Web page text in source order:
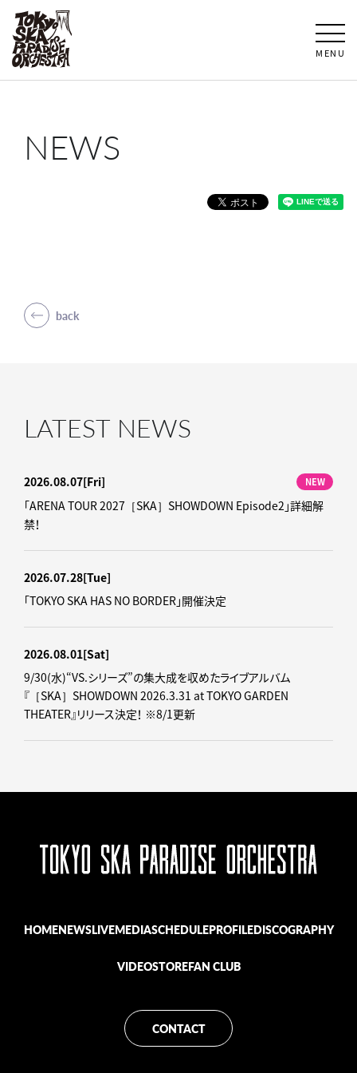
MENU
NEWS
back
LATEST NEWS
2026.08.07[Fri] NEW
「ARENA TOUR 2027［SKA］SHOWDOWN Episode2」詳細解
禁！
2026.07.28[Tue]
「TOKYO SKA HAS NO BORDER」開催決定
2026.08.01[Sat]
9/30(水)“VS.シリーズ”の集大成を収めたライブアルバム
『［SKA］SHOWDOWN 2026.3.31 at TOKYO GARDEN
THEATER』リリース決定！ ※8/1更新
HOMENEWSLIVEMEDIASCHEDULEPROFILEDISCOGRAPHY
VIDEOSTOREFAN CLUB
CONTACT